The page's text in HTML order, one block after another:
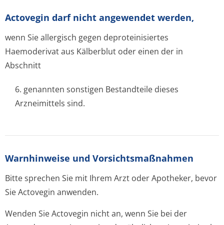
Actovegin darf nicht angewendet werden,
wenn Sie allergisch gegen deproteinisiertes
Haemoderivat aus Kälberblut oder einen der in
Abschnitt
6. genannten sonstigen Bestandteile dieses
Arzneimittels sind.
Warnhinweise und Vorsichtsmaßnahmen
Bitte sprechen Sie mit Ihrem Arzt oder Apotheker, bevor
Sie Actovegin anwenden.
Wenden Sie Actovegin nicht an, wenn Sie bei der